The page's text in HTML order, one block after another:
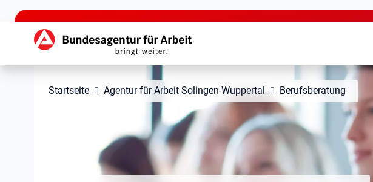
zu den Hauptinhalten springen
Hauptnavigation
Startseite Agentur für Arbeit Solingen-Wuppertal Berufsberatung